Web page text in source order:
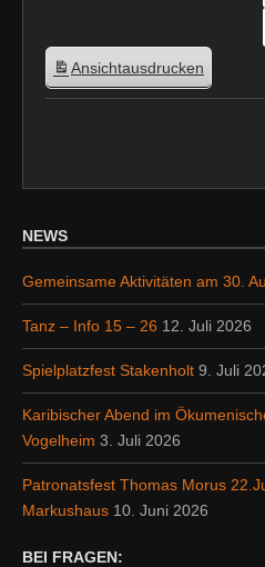
Ansichtausdrucken
NEWS
Gemeinsame Aktivitäten am 30.
Tanz – Info 15 – 26 12. Juli 2026
Spielplatzfest Stakenholt 9. Juli
Karibischer Abend im
Vogelheim 3. Juli 2026
Patronatsfest Thomas Morus
Markushaus 10. Juni 2026
BEI FRAGEN: